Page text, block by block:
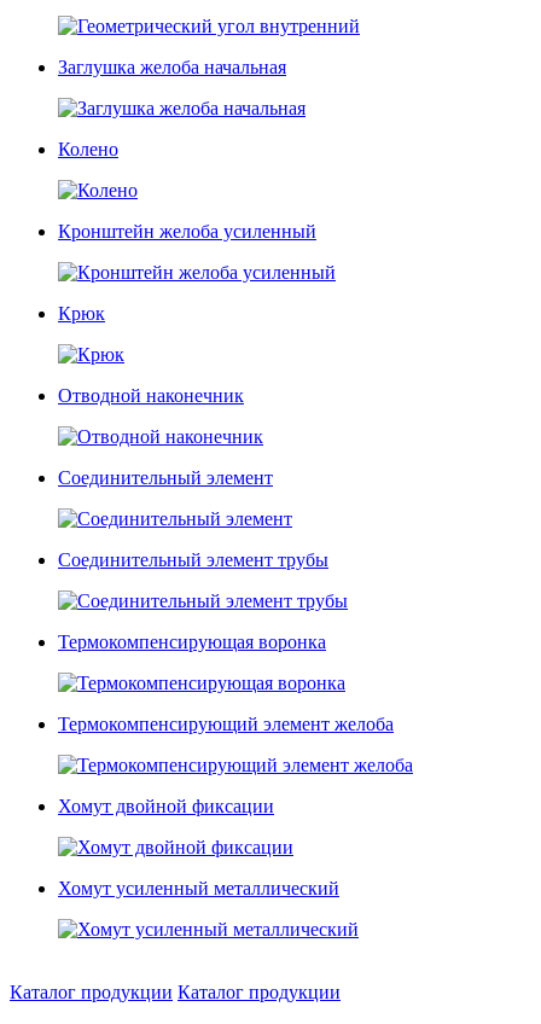
Заглушка желоба начальная
Колено
Кронштейн желоба усиленный
Крюк
Отводной наконечник
Соединительный элемент
Соединительный элемент трубы
Термокомпенсирующая воронка
Термокомпенсирующий элемент желоба
Хомут двойной фиксации
Хомут усиленный металлический
Каталог продукции Каталог продукции